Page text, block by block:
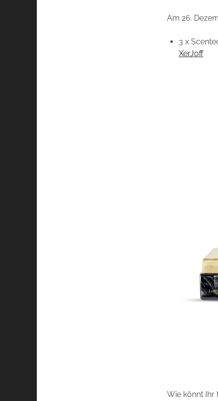
Am 26.
3 x
XerJoff
Wie könnt Ihr